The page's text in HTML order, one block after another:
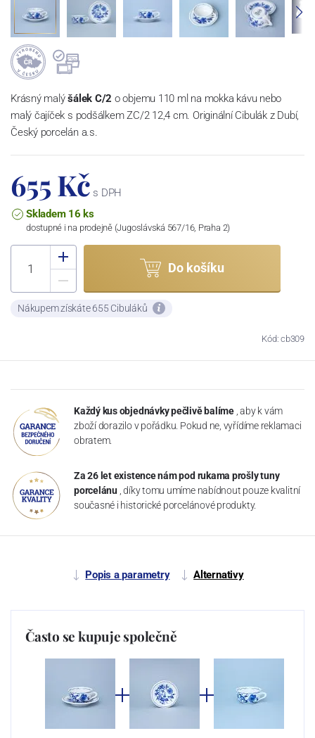
Krásný malýšálek C/2 o objemu 110 ml na mokka kávu nebo
malý čajíček s podšálkem ZC/2 12,4 cm. Originální Cibulák z Dubí,
Český porcelán a.s.
655 Kč s DPH
Skladem 16 ks
dostupné i na prodejně (Jugoslávská 567/16, Praha 2)
Do košíku
Nákupem získáte 655 Cibuláků
Kód: cb309
Každý kus objednávky pečlivě balíme , aby k vám
zboží dorazilo v pořádku. Pokud ne, vyřídíme reklamaci
obratem.
Za 26 let existence nám pod rukama prošly tuny
porcelánu , díky tomu umíme nabídnout pouze kvalitní
současné i historické porcelánové produkty.
Popis a parametry Alternativy
Často se kupuje společně